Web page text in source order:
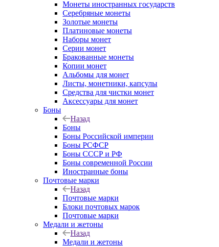
Монеты иностранных государств
Серебряные монеты
Золотые монеты
Платиновые монеты
Наборы монет
Серии монет
Бракованные монеты
Копии монет
Альбомы для монет
Листы, монетники, капсулы
Средства для чистки монет
Аксессуары для монет
Боны
Назад
Боны
Боны Российской империи
Боны РСФСР
Боны СССР и РФ
Боны современной России
Иностранные боны
Почтовые марки
Назад
Почтовые марки
Блоки почтовых марок
Почтовые марки
Медали и жетоны
Назад
Медали и жетоны